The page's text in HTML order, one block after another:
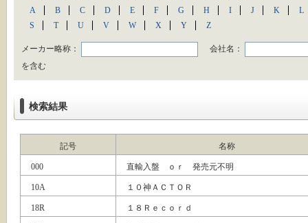
A
B C D E F G H I J K
L
S
T U V W X Y Z
メーカー略称：
会社名：
を含む
検索結果
記号 名称
000 直輸入盤 ｏｒ 発売元不明
10A １０神ＡＣＴＯＲ
18R １８Ｒｅｃｏｒｄ